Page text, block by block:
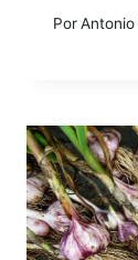
PorAntonio
29/01/2020